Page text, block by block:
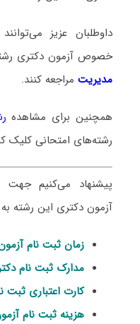
داوطلبان عزیز
خصوص آزمون دکتری
مدیریت مراجعه کنند.
همچنین برای مشاهده
رشته‌های امتحانی کلیک
پیشنهاد می‌کنیم
آزمون دکتری این رشته
زمان ثبت نام آزمون
مدارک ثبت نام دکتری
کارت اعتباری ثبت
هزینه ثبت نام آزمون